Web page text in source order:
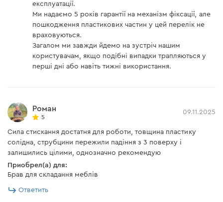
експлуатації.
Ми надаємо 5 років гарантії на механізм фіксації, але
пошкодження пластикових частин у цей перелік не
враховуються.
Загалом ми завжди йдемо на зустріч нашим
користувачам, якщо подібні випадки трапляються у
перші дні або навіть тижні використання.
Роман
5
09.11.2025
Сила стискання достатня для роботи, товщина пластику
солідна, струбцини пережили падіння з 3 поверху і
залишились цілими, однозначно рекомендую
Приобрел(а) для:
Брав для складання меблів
Ответить